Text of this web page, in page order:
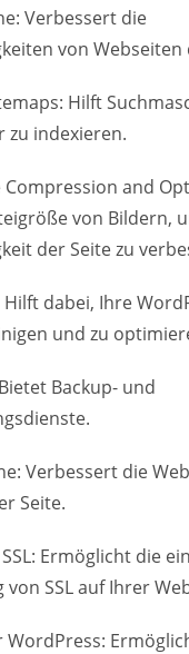
Verbessert die
von Webseiten
Hilft
zu indexieren.
Compression and
von Bildern,
der Seite zu
Hilft dabei, Ihre
und zu
Backup- und
Verbessert die
Seite.
Ermöglicht die
SSL auf Ihrer
WordPress: